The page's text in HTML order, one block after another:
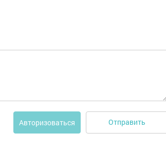
Авторизоваться Отправить